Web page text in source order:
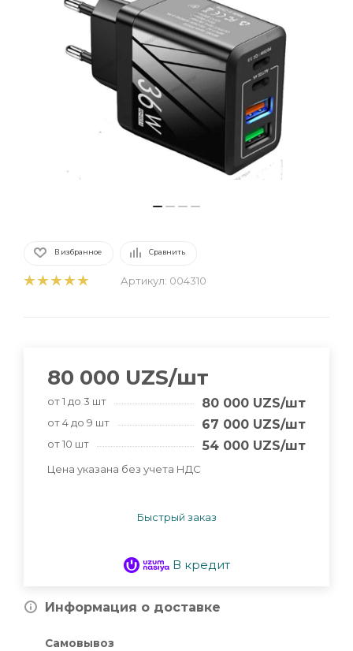
В избранное Сравнить
Артикул: 004310
80 000 UZS/шт
от 1 до 3 шт 80 000 UZS/шт
от 4 до 9 шт 67 000 UZS/шт
от 10 шт 54 000 UZS/шт
Цена указана без учета НДС
Быстрый заказ
В кредит
Информация о доставке
Самовывоз